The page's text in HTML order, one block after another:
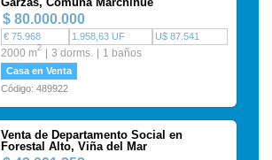
$ 80.000.000
€ 75.968 1.958,63 UF U$ 87.541
2000 m2 3 dorms. 1 baños
Casa en Venta
Código: 489922
Venta de Departamento Social en
Forestal Alto, Viña del Mar